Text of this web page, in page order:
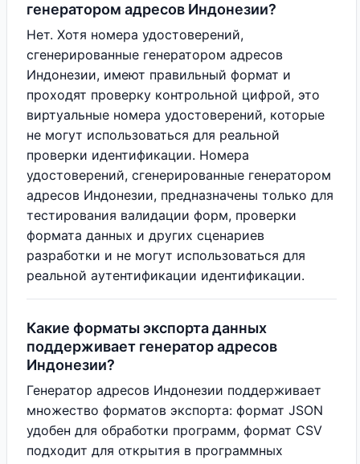
генератором адресов Индонезии?
Нет. Хотя номера удостоверений,
сгенерированные генератором адресов
Индонезии, имеют правильный формат и
проходят проверку контрольной цифрой, это
виртуальные номера удостоверений, которые
не могут использоваться для реальной
проверки идентификации. Номера
удостоверений, сгенерированные генератором
адресов Индонезии, предназначены только для
тестирования валидации форм, проверки
формата данных и других сценариев
разработки и не могут использоваться для
реальной аутентификации идентификации.
Какие форматы экспорта данных
поддерживает генератор адресов
Индонезии?
Генератор адресов Индонезии поддерживает
множество форматов экспорта: формат JSON
удобен для обработки программ, формат CSV
подходит для открытия в программных